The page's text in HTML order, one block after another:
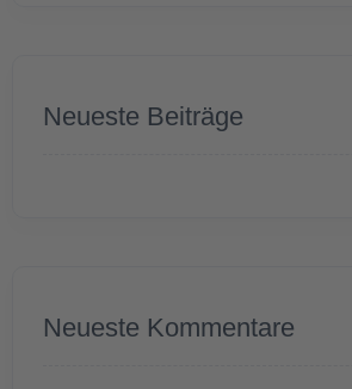
Neueste Beiträge
Neueste Kommentare